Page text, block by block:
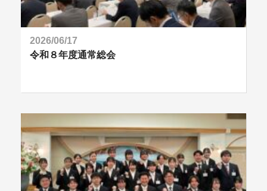
2026/06/17
令和８年度通常総会